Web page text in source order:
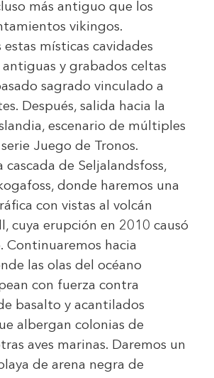
más antiguo que los
vikingos.
estas místicas cavidades
y grabados celtas
sagrado vinculado a
Después, salida hacia la
escenario de múltiples
Juego de Tronos.
cascada de Seljalandsfoss,
donde haremos una
con vistas al volcán
cuya erupción en 2010 causó
Continuaremos hacia
las olas del océano
con fuerza contra
basalto y acantilados
albergan colonias de
aves marinas. Daremos un
de arena negra de